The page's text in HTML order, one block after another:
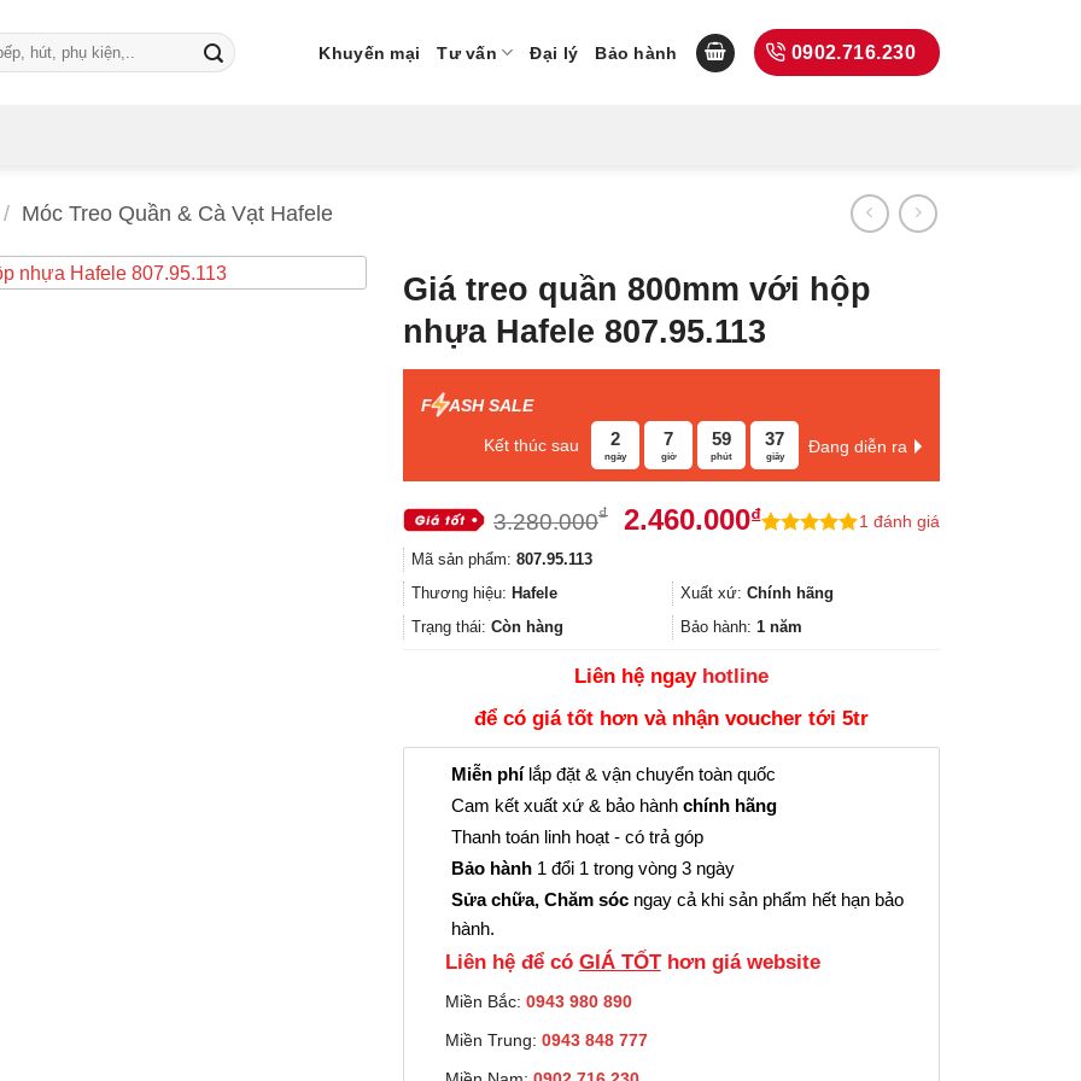
Khuyến mại Tư vấn Đại lý Bảo hành 0902.716.230
/ Móc Treo Quần & Cà Vạt Hafele
Giá treo quần 800mm với hộp
nhựa Hafele 807.95.113
F ASH SALE
Kết thúc sau 2
ngày
7
giờ
59
phút
36
giây
Đang diễn ra
đánh giá
1 đánh giá
3.280.000₫
Giá
3.280.000₫.
2.460.000₫Giá
là:
2.460.000₫.
Mã sản phẩm: 807.95.113
Thương hiệu: Hafele Xuất xứ: Chính hãng
Trạng thái: Còn hàng Bảo hành: 1 năm
Liên hệ ngay hotline
để có giá tốt hơn và nhận voucher tới 5tr
Miễn phílắp đặt & vận chuyển toàn quốc
Cam kết xuất xứ & bảo hành chính hãng
Thanh toán linh hoạt - có trả góp
Bảo hành 1 đổi 1 trong vòng 3 ngày
Sửa chữa, Chăm sóc ngay cả khi sản phẩm hết hạn bảo
hành.
Liên hệ để có GIÁ TỐThơn giá website
Miền Bắc: 0943 980 890
Miền Trung: 0943 848 777